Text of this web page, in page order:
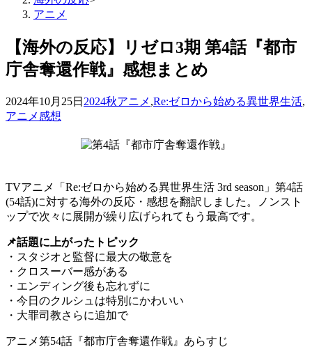
アニメ
【海外の反応】リゼロ3期 第4話『都市
庁舎奪還作戦』感想まとめ
2024年10月25日 2024秋アニメ ,Re:ゼロから始める異世界生活,
アニメ感想
TVアニメ「Re:ゼロから始める異世界生活 3rd season」第4話
(54話)に対する海外の反応・感想を翻訳しました。ノンスト
ップで次々に展開が繰り広げられてもう最高です。
📌話題に上がったトピック
・スタジオと監督に最大の敬意を
・クロスーバー感がある
・エンディング後も忘れずに
・今日のクルシュは特別にかわいい
・大罪司教さらに追加で
アニメ第54話『都市庁舎奪還作戦』あらすじ